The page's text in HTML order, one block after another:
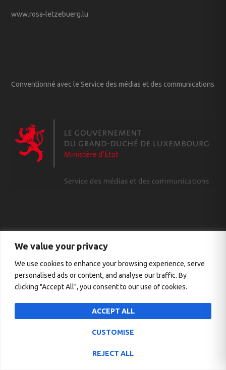
We value your privacy
We use cookies to enhance your browsing experience, serve
personalised ads or content, and analyse our traffic. By
clicking "Accept All", you consent to our use of cookies.
CUSTOMISE
REJECT ALL
ACCEPT ALL
www.rosa-letzebuerg.lu
Conventionné avec le Service des médias et des communications
Diversity